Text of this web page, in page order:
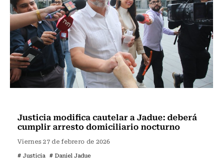
Justicia modifica cautelar a Jadue: deberá
cumplir arresto domiciliario nocturno
Viernes 27 de febrero de 2026
# Justicia # Daniel Jadue